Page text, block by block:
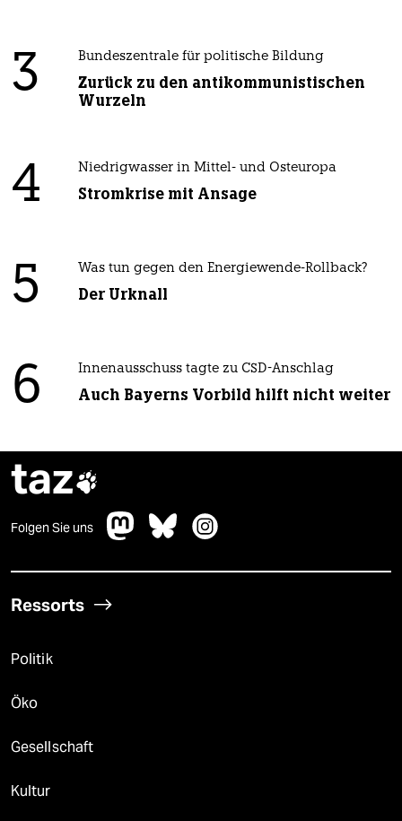
3 Bundeszentrale für politische Bildung
Zurück zu den antikommunistischen
Wurzeln
4 Niedrigwasser in Mittel- und Osteuropa
Stromkrise mit Ansage
5 Was tun gegen den Energiewende-Rollback?
Der Urknall
6 Innenausschuss tagte zu CSD-Anschlag
Auch Bayerns Vorbild hilft nicht weiter
taz
Folgen Sie uns
Ressorts
Politik
Öko
Gesellschaft
Kultur